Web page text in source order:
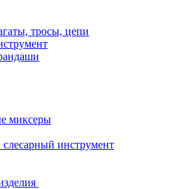
тросы, цепи
миксеры
инструмент